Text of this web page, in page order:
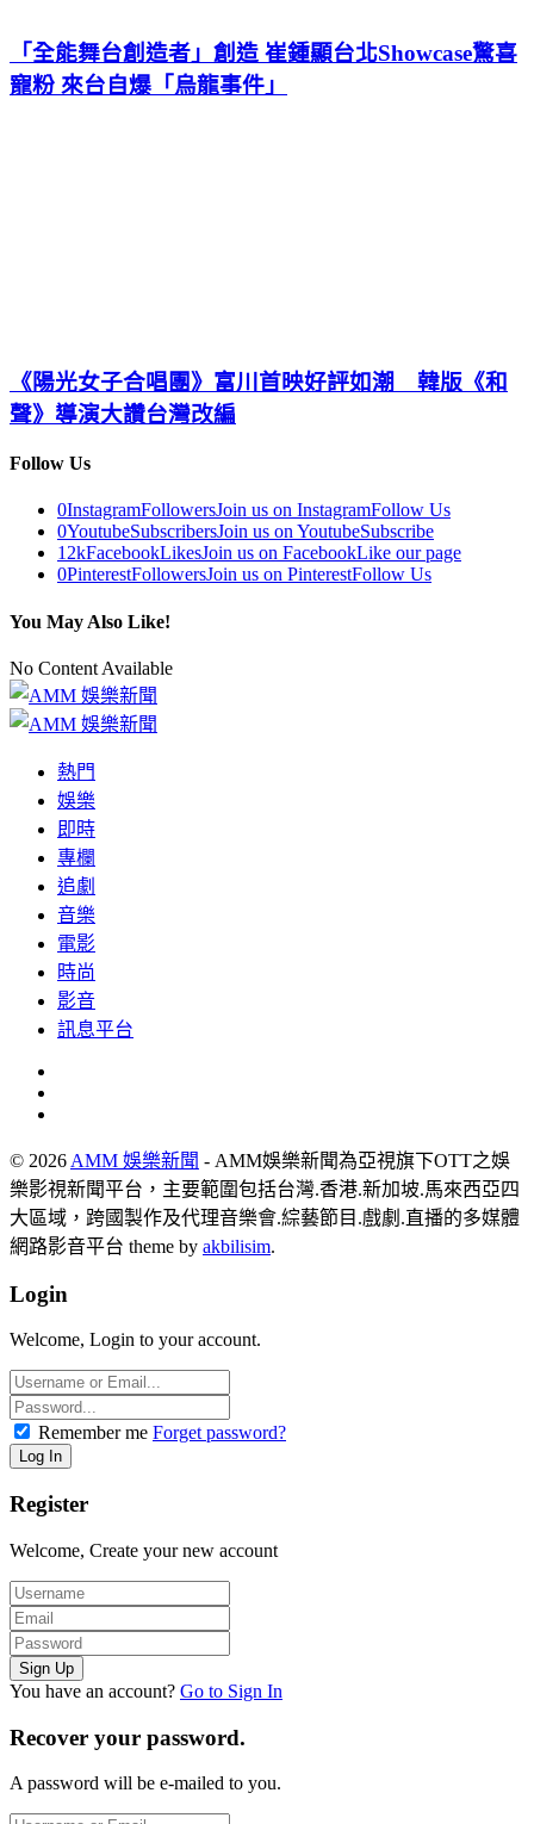
「全能舞台創造者」創造 崔鍾顯台北Showcase驚喜
寵粉 來台自爆「烏龍事件」
《陽光女子合唱團》富川首映好評如潮 韓版《和
聲》導演大讚台灣改編
Follow Us
0InstagramFollowersJoin us on InstagramFollow Us
0YoutubeSubscribersJoin us on YoutubeSubscribe
12kFacebookLikesJoin us on FacebookLike our page
0PinterestFollowersJoin us on PinterestFollow Us
You May Also Like!
No Content Available
熱門
娛樂
即時
專欄
追劇
音樂
電影
時尚
影音
訊息平台
© 2026 AMM 娛樂新聞 - AMM娛樂新聞為亞視旗下OTT之娛
樂影視新聞平台，主要範圍包括台灣.香港.新加坡.馬來西亞四
大區域，跨國製作及代理音樂會.綜藝節目.戲劇.直播的多媒體
網路影音平台 theme by akbilisim.
Login
Welcome, Login to your account.
Remember me Forget password?
Register
Welcome, Create your new account
You have an account? Go to Sign In
Recover your password.
A password will be e-mailed to you.